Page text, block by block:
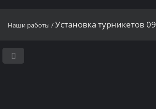
Наши работы /Установка турникетов 09